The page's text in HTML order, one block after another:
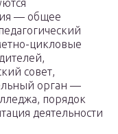
— общее
цикловые
совет,
орган —
порядок
деятельности